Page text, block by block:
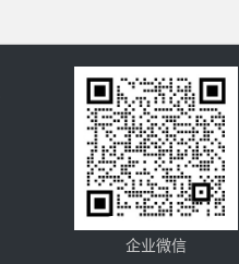
企业微信